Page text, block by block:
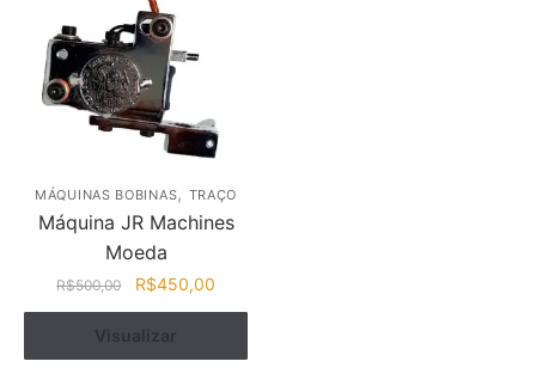
MÁQUINAS BOBINAS, TRAÇO
Máquina JR Machines
Moeda
R$500,00
O
preço
original
era:
R$450,00
preço
é:
Comprar
Visualizar